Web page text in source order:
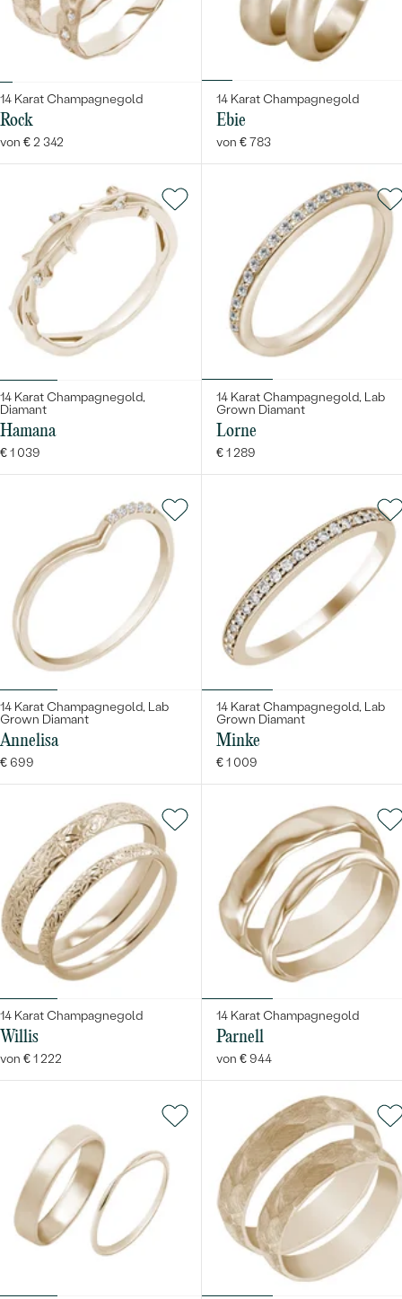
Bestseller
ANSEHEN
14 Karat Champagnegold
Rock
von € 2 342
14 Karat Champagnegold
Ebie
von € 783
14 Karat Champagnegold,
Diamant
Hamana
€ 1 039
14 Karat Champagnegold, Lab
Grown Diamant
Lorne
€ 1 289
14 Karat Champagnegold, Lab
Grown Diamant
Annelisa
€ 699
14 Karat Champagnegold, Lab
Grown Diamant
Minke
€ 1 009
14 Karat Champagnegold
Willis
von € 1 222
14 Karat Champagnegold
Parnell
von € 944